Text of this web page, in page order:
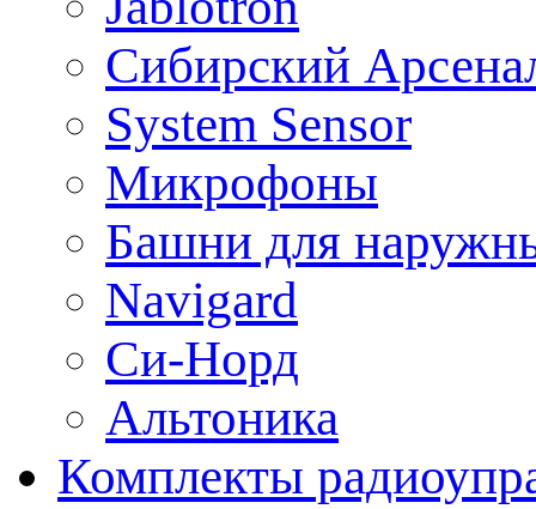
Сибирский
System Sensor
Микрофоны
Башни для
Navigard
Си-Норд
Альтоника
Комплекты